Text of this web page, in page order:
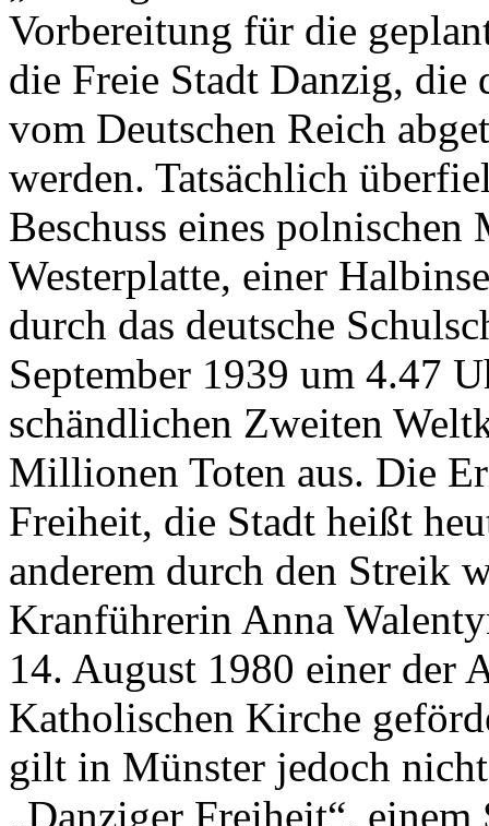
Vorbereitung für die
die Freie Stadt Danzig, die
vom Deutschen Reich
werden. Tatsächlich
Beschuss eines
Westerplatte, einer
durch das deutsche
September 1939 um 4.47
schändlichen Zweiten
Millionen Toten aus. Die
Freiheit, die Stadt heißt
anderem durch den Streik
Kranführerin Anna
14. August 1980 einer der
Katholischen Kirche
gilt in Münster jedoch
„Danziger Freiheit“,